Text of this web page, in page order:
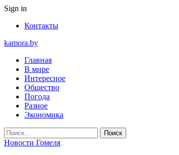
Sign in
Контакты
kamora.by
Главная
В мире
Интересное
Общество
Погода
Разное
Экономика
Новости Гомеля